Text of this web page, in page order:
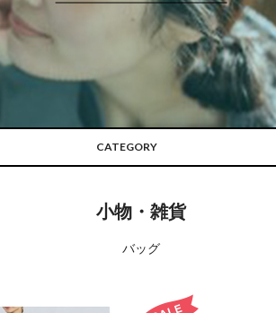
CATEGORY
小物・雑貨
バッグ